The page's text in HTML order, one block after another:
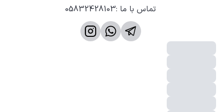
تماس با ما :
05832428103